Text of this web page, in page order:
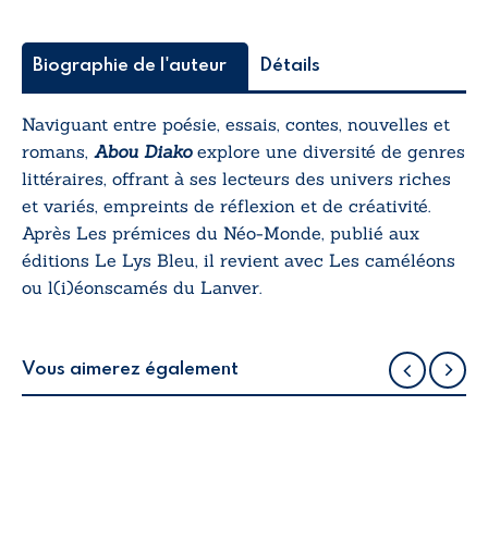
Biographie de l'auteur Détails
Naviguant entre poésie, essais, contes, nouvelles et
romans, Abou Diakoexplore une diversité de genres
littéraires, offrant à ses lecteurs des univers riches
et variés, empreints de réflexion et de créativité.
Après Les prémices du Néo-Monde, publié aux
éditions Le Lys Bleu, il revient avec Les caméléons
ou l(i)éonscamés du Lanver.
Vous aimerez également